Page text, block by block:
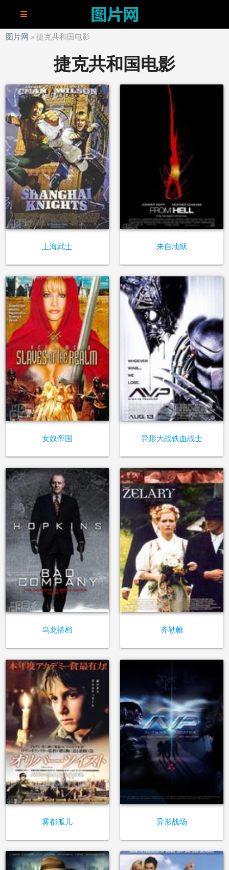
图片网 捷克共和国电影
捷克共和国电影
上海武士 来自地狱
女奴帝国 异形大战铁血战士
乌龙搭档 齐勒帷
雾都孤儿 异形战场